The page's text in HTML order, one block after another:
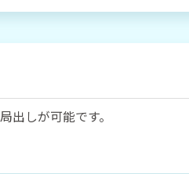
しが可能です。